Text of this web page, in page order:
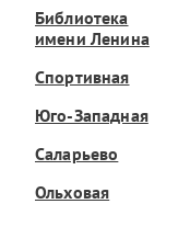
Библиотека
имени Ленина
Спортивная
Юго-Западная
Саларьево
Ольховая